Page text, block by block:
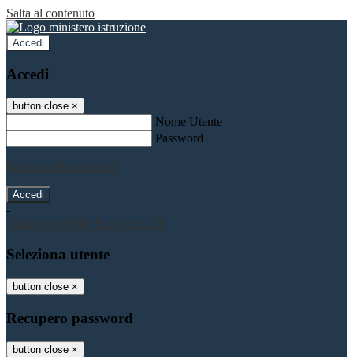
Salta al contenuto
Accedi
Accedi
button close ×
Nome Utente
Password
Password dimenticata?
-
Entra con SPID
Entra con CIE
Seleziona utente
button close ×
Recupero password
button close ×